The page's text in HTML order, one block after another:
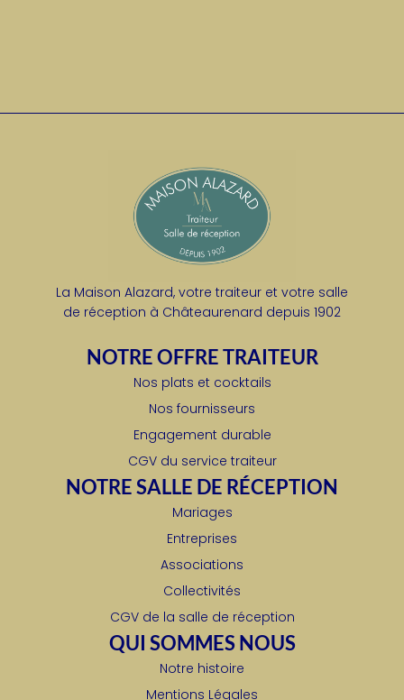
La Maison Alazard, votre traiteur et votre salle
de réception à Châteaurenard depuis 1902
NOTRE OFFRE TRAITEUR
Nos plats et cocktails
Nos fournisseurs
Engagement durable
CGV du service traiteur
NOTRE SALLE DE RÉCEPTION
Mariages
Entreprises
Associations
Collectivités
CGV de la salle de réception
QUI SOMMES NOUS
Notre histoire
Mentions Légales